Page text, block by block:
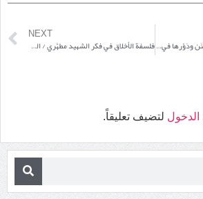
قاعدة التسامح في أدلّة السُّنَن ودَوْرها في تسرُّب الموضوعات ـ القسم الثاني
NEXT
فلسفة الأخلاق في فكر الشهيد مطهَّري / الذات بين الألم والسعادة، ومرجعيّة الضبط الأخلاقيّ([1])
لتضيف تعليقاً.